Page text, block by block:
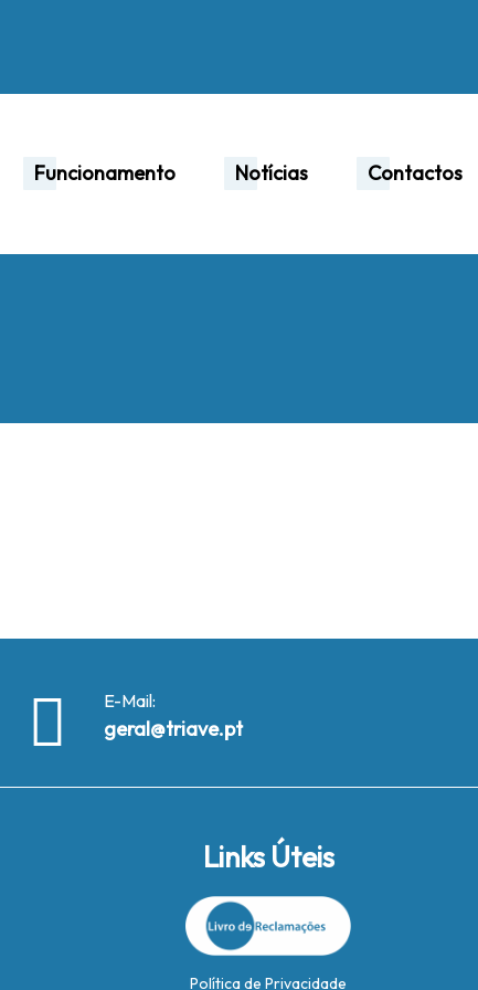
Funcionamento Notícias Contactos
E-Mail:
geral@triave.pt
Links Úteis
Política de Privacidade